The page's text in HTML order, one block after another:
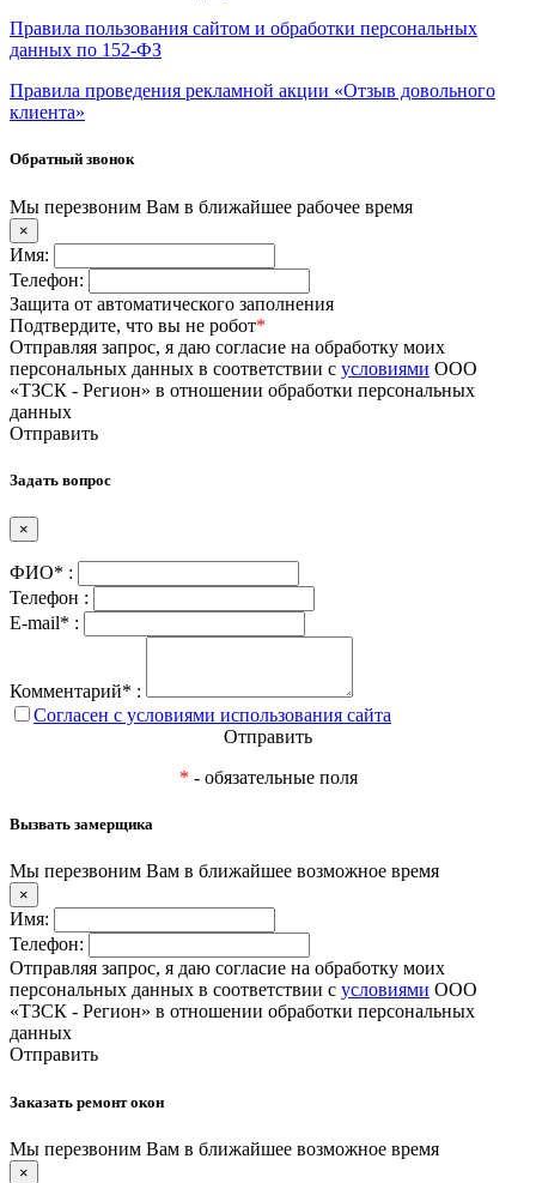
Правила пользования сайтом и обработки персональных
данных по 152-ФЗ
Правила проведения рекламной акции «Отзыв довольного
клиента»
Обратный звонок
Мы перезвоним Вам в ближайшее рабочее время
×
Имя:
Телефон:
Защита от автоматического заполнения
Подтвердите, что вы не робот*
Отправляя запрос, я даю согласие на обработку моих
персональных данных в соответствии с условиями ООО
«ТЗСК - Регион» в отношении обработки персональных
данных
Отправить
Задать вопрос
×
ФИО* :
Телефон :
E-mail* :
Комментарий* :
Согласен с условиями использования сайта
Отправить
* - обязательные поля
Вызвать замерщика
Мы перезвоним Вам в ближайшее возможное время
×
Имя:
Телефон:
Отправляя запрос, я даю согласие на обработку моих
персональных данных в соответствии с условиями ООО
«ТЗСК - Регион» в отношении обработки персональных
данных
Отправить
Заказать ремонт окон
Мы перезвоним Вам в ближайшее возможное время
×